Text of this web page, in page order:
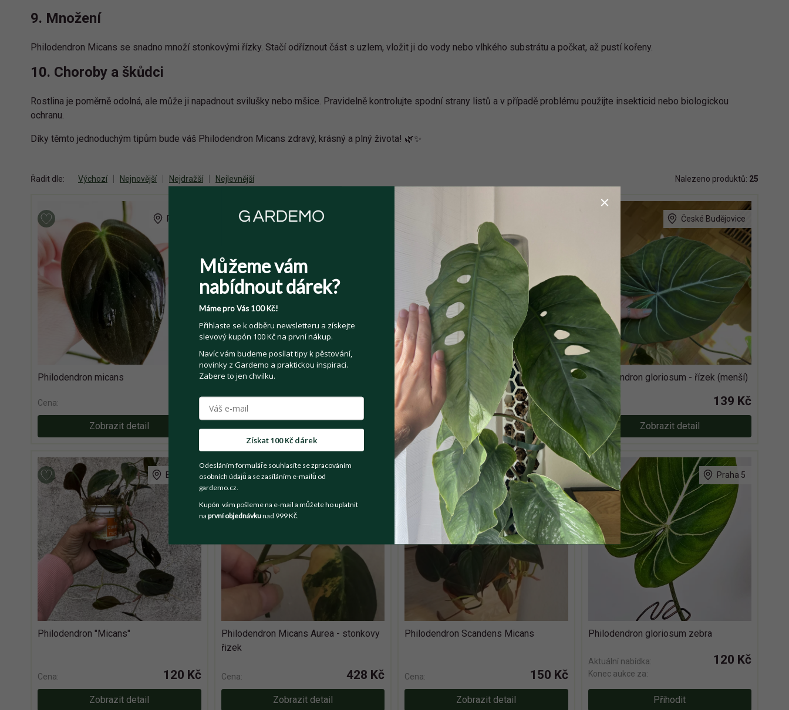
9. Množení
Philodendron Micans se snadno množí stonkovými řízky. Stačí odříznout část s uzlem, vložit ji do vody nebo vlhkého substrátu a počkat, až pustí kořeny.
10. Choroby a škůdci
Rostlina je poměrně odolná, ale může ji napadnout svilušky nebo mšice. Pravidelně kontrolujte spodní strany listů a v případě problému použijte insekticid nebo biologickou
ochranu.
Díky těmto jednoduchým tipům bude váš Philodendron Micans zdravý, krásný a plný života! 🌿✨
Řadit dle: Výchozí Nejnovější Nejdražší Nejlevnější Nalezeno produktů: 25
Praha 5
Philodendron micans
Cena: 30 Kč
Zobrazit detail
České Budějovice
Philodendron brazil - řízek
39 Kč
Zobrazit detail
Philodendron gloriosum - řízek (větší)
Cena: 159 Kč
Zobrazit detail
České Budějovice
Philodendron gloriosum - řízek (menší)
Cena: 139 Kč
Zobrazit detail
Bujanov
Philodendron "Micans"
Cena: 120 Kč
Zobrazit detail
Philodendron Micans Aurea - stonkovy
řizek
Cena: 428 Kč
Zobrazit detail
Philodendron Scandens Micans
Cena: 150 Kč
Zobrazit detail
Praha 5
Philodendron gloriosum zebra
Aktuální nabídka: 120 Kč
Konec aukce za:
Přihodit
Můžeme vám
nabídnout dárek?
Máme pro Vás 100 Kč!
Přihlaste se k odběru newsletteru a získejte
slevový kupón 100 Kč na první nákup.
Navíc vám budeme posílat tipy k pěstování,
novinky z Gardemo a praktickou inspiraci.
Zabere to jen chvilku.
Získat 100 Kč dárek
Odesláním formuláře souhlasíte se zpracováním
osobních údajů a se zasíláním e-mailů od
gardemo.cz.
Kupón vám pošleme na e-mail a můžete ho uplatnit
na první objednávkunad 999 Kč.